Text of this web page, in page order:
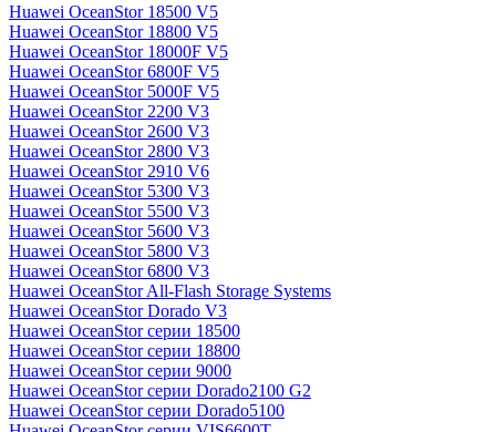
Huawei OceanStor 18500 V5
Huawei OceanStor 18800 V5
Huawei OceanStor 18000F V5
Huawei OceanStor 6800F V5
Huawei OceanStor 5000F V5
Huawei OceanStor 2200 V3
Huawei OceanStor 2600 V3
Huawei OceanStor 2800 V3
Huawei OceanStor 2910 V6
Huawei OceanStor 5300 V3
Huawei OceanStor 5500 V3
Huawei OceanStor 5600 V3
Huawei OceanStor 5800 V3
Huawei OceanStor 6800 V3
Huawei OceanStor All-Flash Storage Systems
Huawei OceanStor Dorado V3
Huawei OceanStor серии 18500
Huawei OceanStor серии 18800
Huawei OceanStor серии 9000
Huawei OceanStor серии Dorado2100 G2
Huawei OceanStor серии Dorado5100